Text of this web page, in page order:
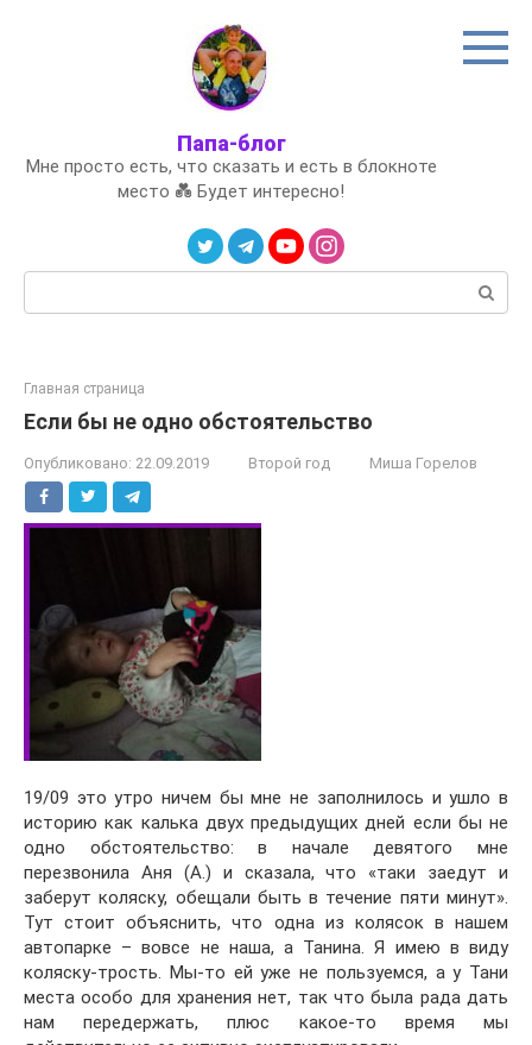
Папа-блог
Мне просто есть, что сказать и есть в блокноте
место 💑 Будет интересно!
Главная страница
Если бы не одно обстоятельство
Опубликовано: 22.09.2019 Второй год Миша Горелов
19/09 это утро ничем бы мне не заполнилось и ушло в
историю как калька двух предыдущих дней если бы не
одно обстоятельство: в начале девятого мне
перезвонила Аня (А.) и сказала, что «таки заедут и
заберут коляску, обещали быть в течение пяти минут».
Тут стоит объяснить, что одна из колясок в нашем
автопарке – вовсе не наша, а Танина. Я имею в виду
коляску-трость. Мы-то ей уже не пользуемся, а у Тани
места особо для хранения нет, так что была рада дать
нам передержать, плюс какое-то время мы